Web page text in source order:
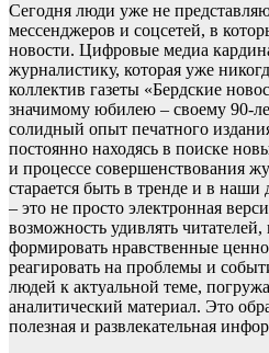
Сегодня люди уже не
мессенджеров и соцсетей, в
новости. Цифровые медиа
журналистику, которая уже
коллектив газеты «Бердские
значимому юбилею – своему 90-
солидный опыт печатного
постоянно находясь в поиске
и процессе совершенствования
старается быть в тренде и в
– это не просто электронная
возможность удивлять
формировать нравственные
реагировать на проблемы и
людей к актуальной теме,
аналитический материал. Это
полезная и развлекательная